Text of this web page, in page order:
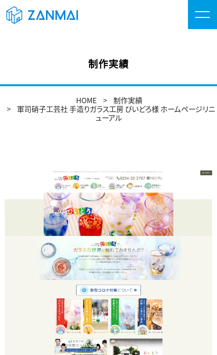
制作実績
HOME
制作実績
軍司硝子工芸社 手造りガラス工房 びいどろ様 ホームページリニ
ューアル